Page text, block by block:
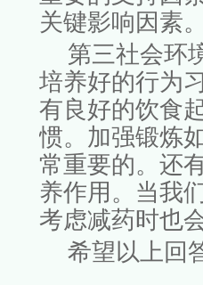
关键影响因素
第三社会环
培养好的行为
有良好的饮食
惯。加强锻炼
常重要的。还
养作用。当我
考虑减药时也
希望以上回